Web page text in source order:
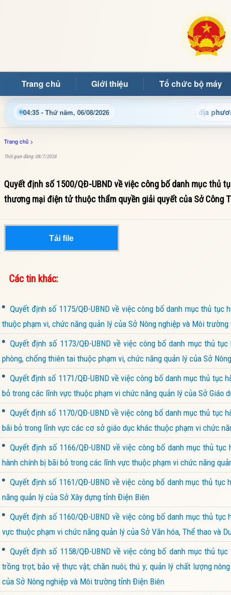
Trang chủ Giới thiệu Tổ chức bộ máy
04:35 - Thứ năm, 06/08/2026
tin điều hành, thủ tục hành chính và tin tức địa phương nhanh
Trang chủ >
Thời gian đăng: 08/7/2026
Quyết định số 1500/QĐ-UBND về việc công bố danh mục thủ
thương mại điện tử thuộc thẩm quyền giải quyết của Sở Công
Tải file
Các tin khác:
Quyết định số 1175/QĐ-UBND về việc công bố danh mục thủ
thuộc phạm vi, chức năng quản lý của Sở Nông nghiệp và Môi
Quyết định số 1173/QĐ-UBND về việc công bố danh mục thủ
phòng, chống thiên tai thuộc phạm vi, chức năng quản lý của Sở
Quyết định số 1171/QĐ-UBND về việc công bố danh mục thủ
bỏ trong các lĩnh vực thuộc phạm vi chức năng quản lý của Sở Giáo
Quyết định số 1170/QĐ-UBND về việc công bố danh mục thủ tục
bãi bỏ trong lĩnh vực các cơ sở giáo dục khác thuộc phạm vi chức
Quyết định số 1166/QĐ-UBND về việc công bố danh mục thủ
hành chính bị bãi bỏ trong các lĩnh vực thuộc phạm vi chức năng
Quyết định số 1161/QĐ-UBND về việc công bố danh mục thủ
năng quản lý của Sở Xây dựng tỉnh Điện Biên
Quyết định số 1160/QĐ-UBND về việc công bố danh mục thủ
vực thuộc phạm vi chức năng quản lý của Sở Văn hóa, Thể thao và
Quyết định số 1158/QĐ-UBND về việc công bố danh mục thủ
trồng trọt; bảo vệ thực vật; chăn nuôi; thú y; quản lý chất lượng
của Sở Nông nghiệp và Môi trường tỉnh Điện Biên